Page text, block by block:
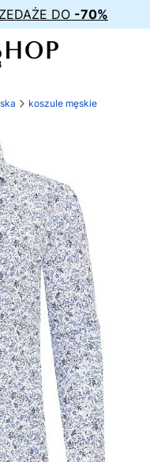
DO -70%
koszule męskie